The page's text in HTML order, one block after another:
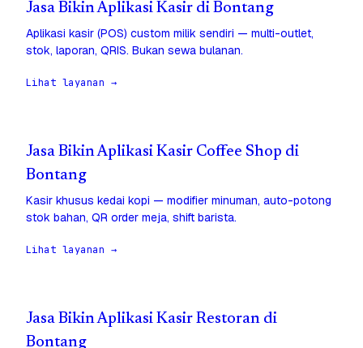
Jasa Bikin Aplikasi Kasir di Bontang
Aplikasi kasir (POS) custom milik sendiri — multi-outlet,
stok, laporan, QRIS. Bukan sewa bulanan.
Lihat layanan →
Jasa Bikin Aplikasi Kasir Coffee Shop di
Bontang
Kasir khusus kedai kopi — modifier minuman, auto-potong
stok bahan, QR order meja, shift barista.
Lihat layanan →
Jasa Bikin Aplikasi Kasir Restoran di
Bontang